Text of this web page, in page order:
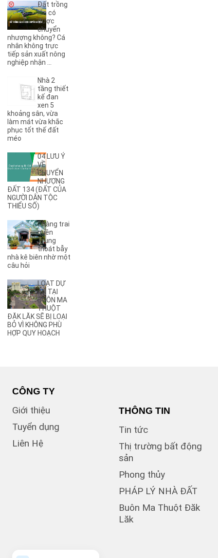
8B(3)
8KC(1)
9A(1)
9KC(1)
A(7)
A Dừa(5)
(7)
(3)
A12 (6)
A13(2)
A14(1)
A2(7)
A3(5)
A5(8)
A6(5)
A7(17)
A8(3)
A9(2)
Ama Jhao(27)
Ama Khê (44)
Ama Pui
Ami Đoan(2)
An Dương Vương (8)
Ân Phú(3)
Âu Cơ(3)
B(2)
B5(6)
Bà Triệu(1)
Bạch Đằng (1)
Bùi Hữu Nghĩa (1)
Bùi Huy Bích(3)
Buôn Hrat
Đất trồng
lúa có
được
chuyển
nhượng không? Cá
nhân không trực
tiếp sản xuất nông
nghiệp nhận ...
Nhà 2
tầng thiết
kế đan
xen 5
khoảng sân, vừa
làm mát vừa khắc
phục tốt thế đất
méo
04 LƯU Ý
VỀ
CHUYỂN
NHƯỢNG
ĐẤT 134 (ĐẤT CỦA
NGƯỜI DÂN TỘC
THIỂU SỐ)
Chàng trai
miền
Trung
thoát bẫy
nhà kê biên nhờ một
câu hỏi
LOẠT DỰ
ÁN TẠI
BUÔN MA
THUỘT
ĐĂK LĂK SẼ BỊ LOẠI
BỎ VÌ KHÔNG PHÙ
HỢP QUY HOẠCH
CÔNG TY
Giới thiệu
Tuyển dụng
Liên Hệ
THÔNG TIN
Tin tức
Thị trường bất động
sản
Phong thủy
PHÁP LÝ NHÀ ĐẤT
Buôn Ma Thuột Đăk
Lăk